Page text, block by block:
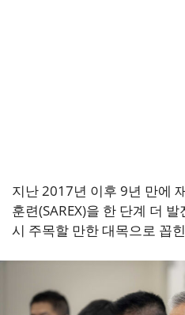
지난 2017년 이후 9년 만에
훈련(SAREX)을 한 단계 더
시 주목할 만한 대목으로 꼽